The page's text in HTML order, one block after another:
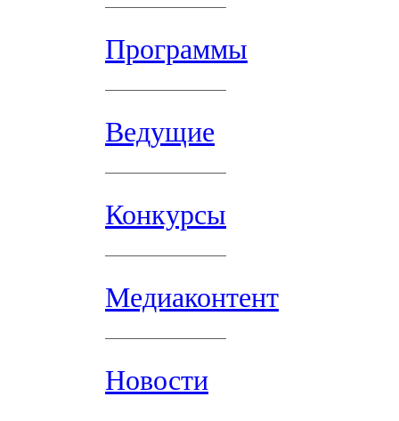
Программы
Ведущие
Конкурсы
Медиаконтент
Новости